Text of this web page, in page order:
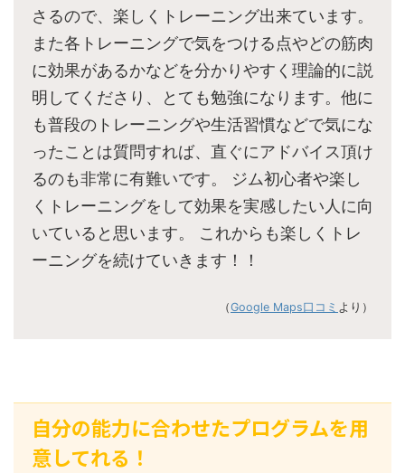
さるので、楽しくトレーニング出来ています。
また各トレーニングで気をつける点やどの筋肉
に効果があるかなどを分かりやすく理論的に説
明してくださり、とても勉強になります。他に
も普段のトレーニングや生活習慣などで気にな
ったことは質問すれば、直ぐにアドバイス頂け
るのも非常に有難いです。 ジム初心者や楽し
くトレーニングをして効果を実感したい人に向
いていると思います。 これからも楽しくトレ
ーニングを続けていきます！！
（Google Maps口コミ より）
自分の能力に合わせたプログラムを用
意してれる！